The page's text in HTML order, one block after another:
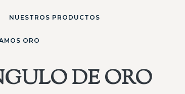
NUESTROS PRODUCTOS
ORO
DE ORO